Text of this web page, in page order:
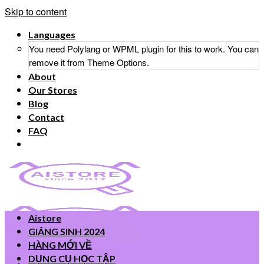
Skip to content
Languages
You need Polylang or WPML plugin for this to work. You can
remove it from Theme Options.
About
Our Stores
Blog
Contact
FAQ
Aistore
GIÁNG SINH 2024
HÀNG MỚI VỀ
DỤNG CỤ HỌC TẬP